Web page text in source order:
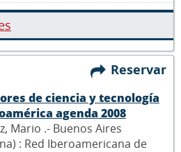
Reservar
de ciencia y tecnología
agenda 2008
Mario .- Buenos Aires
: Red Iberoamericana de